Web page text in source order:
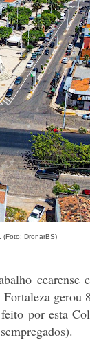
(Foto: DronarBS)
cearense
gerou
por esta